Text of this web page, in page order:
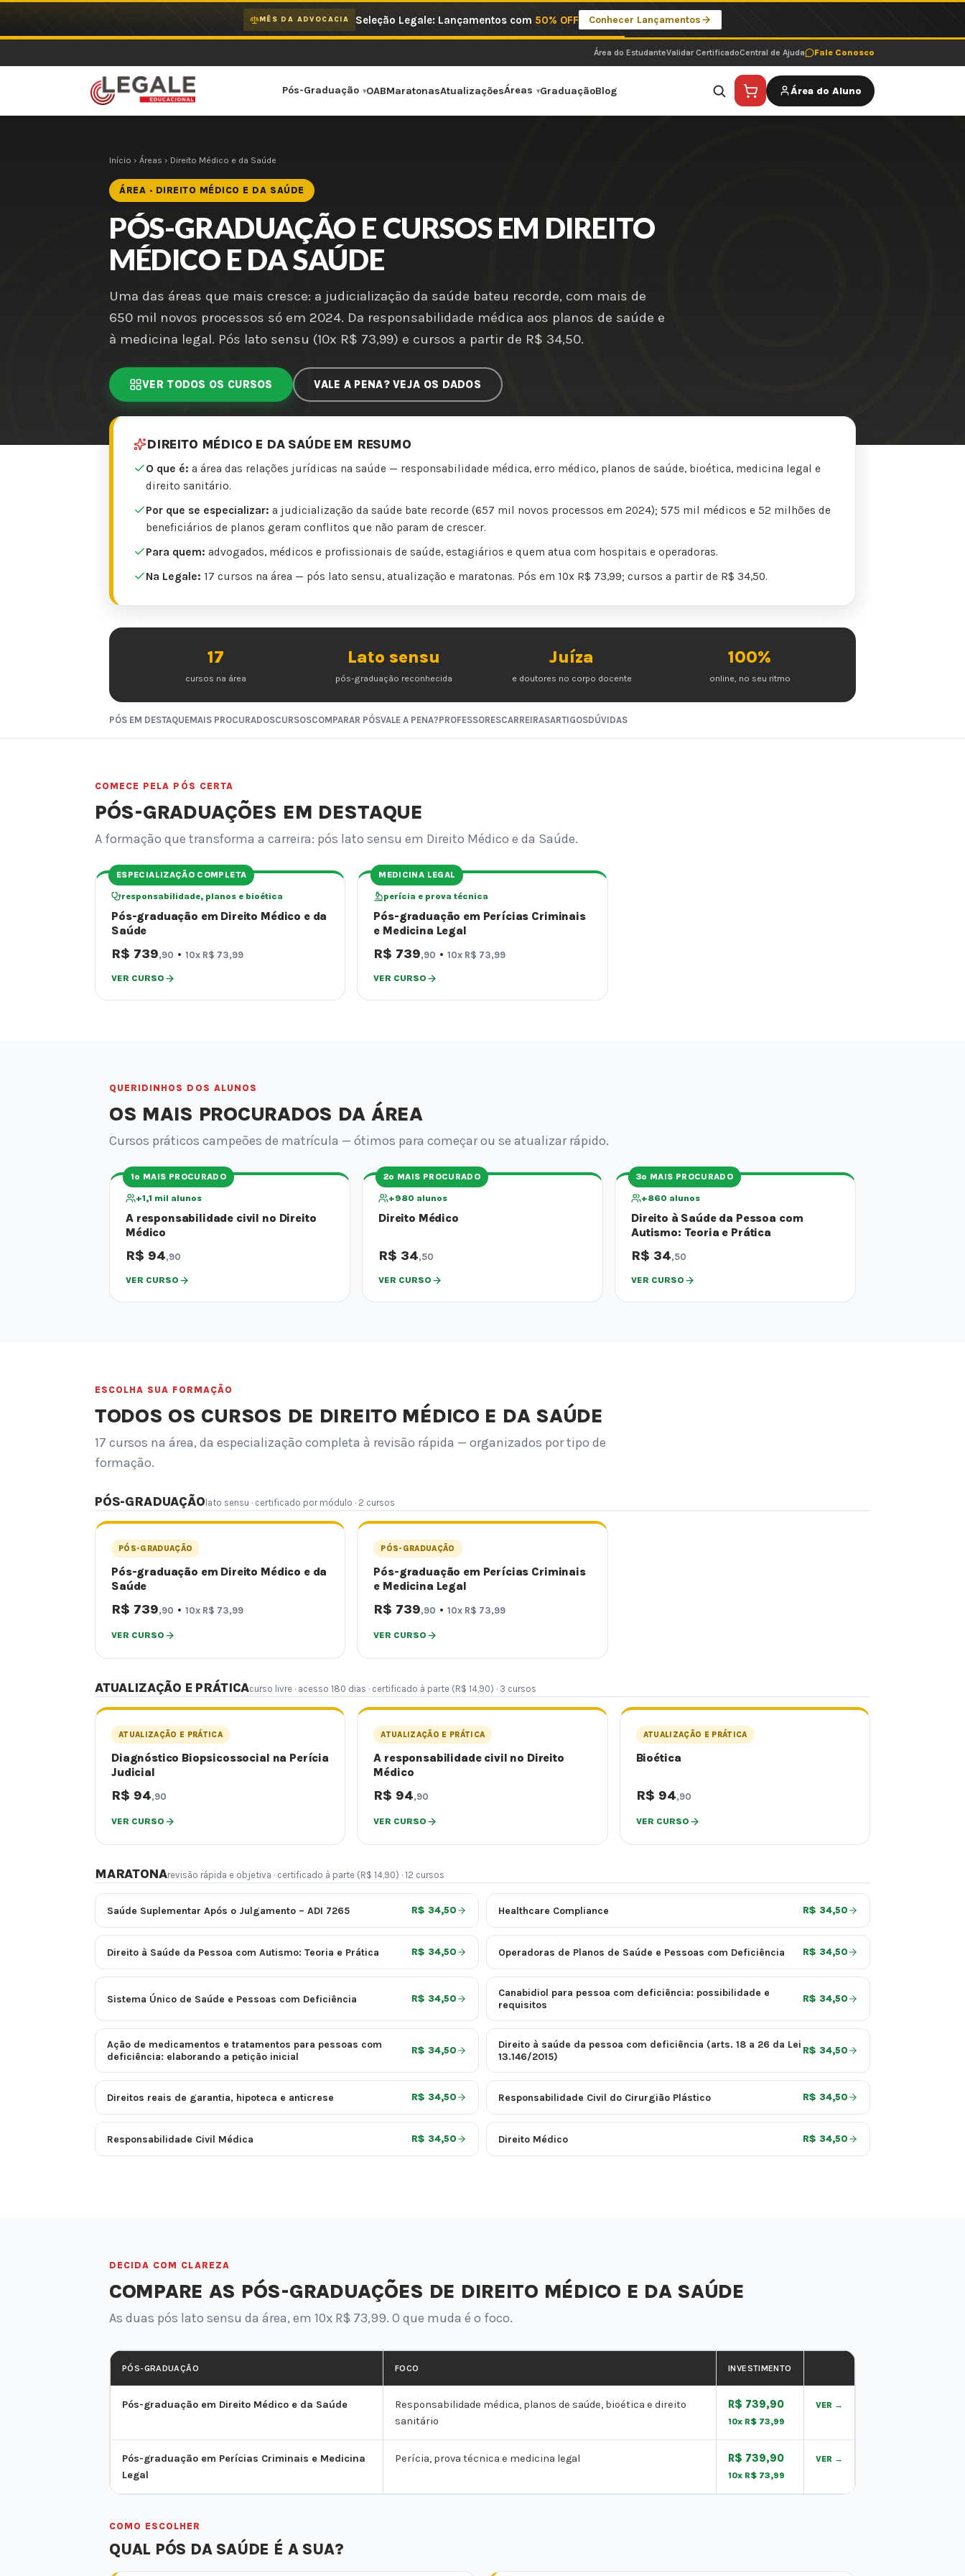
o
MÊS DA ADVOCACIA Seleção Legale: Lançamentos com 50% OFF Conhecer Lançamentos
Área do EstudanteValidar CertificadoCentral de Ajuda Fale Conosco
Pós-Graduação OABMaratonasAtualizaçõesÁreas GraduaçãoBlog Área do Aluno
Início › Áreas › Direito Médico e da Saúde
ÁREA · DIREITO MÉDICO E DA SAÚDE
PÓS-GRADUAÇÃO E CURSOS EM DIREITO
MÉDICO E DA SAÚDE
Uma das áreas que mais cresce: a judicialização da saúde bateu recorde, com mais de
650 mil novos processos só em 2024. Da responsabilidade médica aos planos de saúde e
à medicina legal. Pós lato sensu (10x R$ 73,99) e cursos a partir de R$ 34,50.
VER TODOS OS CURSOS VALE A PENA? VEJA OS DADOS
DIREITO MÉDICO E DA SAÚDE EM RESUMO
O que é: a área das relações jurídicas na saúde — responsabilidade médica, erro médico, planos de saúde, bioética, medicina legal e
direito sanitário.
Por que se especializar: a judicialização da saúde bate recorde (657 mil novos processos em 2024); 575 mil médicos e 52 milhões de
beneficiários de planos geram conflitos que não param de crescer.
Para quem: advogados, médicos e profissionais de saúde, estagiários e quem atua com hospitais e operadoras.
Na Legale: 17 cursos na área — pós lato sensu, atualização e maratonas. Pós em 10x R$ 73,99; cursos a partir de R$ 34,50.
17
cursos na área
Lato sensu
pós-graduação reconhecida
Juíza
e doutores no corpo docente
100%
online, no seu ritmo
PÓS EM DESTAQUEMAIS PROCURADOSCURSOSCOMPARAR PÓSVALE A PENA?PROFESSORESCARREIRASARTIGOSDÚVIDAS
COMECE PELA PÓS CERTA
PÓS-GRADUAÇÕES EM DESTAQUE
A formação que transforma a carreira: pós lato sensu em Direito Médico e da Saúde.
ESPECIALIZAÇÃO COMPLETA
responsabilidade, planos e bioética
Pós-graduação em Direito Médico e da
Saúde
R$ 739,90 · 10x R$ 73,99
VER CURSO
MEDICINA LEGAL
perícia e prova técnica
Pós-graduação em Perícias Criminais
e Medicina Legal
R$ 739,90 ·10x R$ 73,99
VER CURSO
QUERIDINHOS DOS ALUNOS
OS MAIS PROCURADOS DA ÁREA
Cursos práticos campeões de matrícula — ótimos para começar ou se atualizar rápido.
1º MAIS PROCURADO
+1,1 mil alunos
A responsabilidade civil no Direito
Médico
R$ 94,90
VER CURSO
2º MAIS PROCURADO
+980 alunos
Direito Médico
R$ 34,50
VER CURSO
3º MAIS PROCURADO
+860 alunos
Direito à Saúde da Pessoa com
Autismo: Teoria e Prática
R$ 34,50
VER CURSO
ESCOLHA SUA FORMAÇÃO
TODOS OS CURSOS DE DIREITO MÉDICO E DA SAÚDE
17 cursos na área, da especialização completa à revisão rápida — organizados por tipo de
formação.
PÓS-GRADUAÇÃO lato sensu · certificado por módulo · 2 cursos
PÓS-GRADUAÇÃO
Pós-graduação em Direito Médico e da
Saúde
R$ 739,90 · 10x R$ 73,99
VER CURSO
PÓS-GRADUAÇÃO
Pós-graduação em Perícias Criminais
e Medicina Legal
R$ 739,90 ·10x R$ 73,99
VER CURSO
ATUALIZAÇÃO E PRÁTICAcurso livre · acesso 180 dias · certificado à parte (R$ 14,90) · 3 cursos
ATUALIZAÇÃO E PRÁTICA
Diagnóstico Biopsicossocial na Perícia
Judicial
R$ 94,90
VER CURSO
ATUALIZAÇÃO E PRÁTICA
A responsabilidade civil no Direito
Médico
R$ 94,90
VER CURSO
ATUALIZAÇÃO E PRÁTICA
Bioética
R$ 94,90
VER CURSO
MARATONArevisão rápida e objetiva · certificado à parte (R$ 14,90) · 12 cursos
Saúde Suplementar Após o Julgamento – ADI 7265 R$ 34,50 Healthcare Compliance R$ 34,50
Direito à Saúde da Pessoa com Autismo: Teoria e Prática R$ 34,50 Operadoras de Planos de Saúde e Pessoas com Deficiência R$ 34,50
Sistema Único de Saúde e Pessoas com Deficiência R$ 34,50
Canabidiol para pessoa com deficiência: possibilidade e
requisitos
R$ 34,50
Ação de medicamentos e tratamentos para pessoas com
deficiência: elaborando a petição inicial
R$ 34,50
Direito à saúde da pessoa com deficiência (arts. 18 a 26 da Lei
13.146/2015)
R$ 34,50
Direitos reais de garantia, hipoteca e anticrese R$ 34,50 Responsabilidade Civil do Cirurgião Plástico R$ 34,50
Responsabilidade Civil Médica R$ 34,50 Direito Médico R$ 34,50
DECIDA COM CLAREZA
COMPARE AS PÓS-GRADUAÇÕES DE DIREITO MÉDICO E DA SAÚDE
As duas pós lato sensu da área, em 10x R$ 73,99. O que muda é o foco.
PÓS-GRADUAÇÃO FOCO INVESTIMENTO
Pós-graduação em Direito Médico e da Saúde
Responsabilidade médica, planos de saúde, bioética e direito
sanitário
R$ 739,90
10x R$ 73,99
VER →
Pós-graduação em Perícias Criminais e Medicina
Legal
Perícia, prova técnica e medicina legal R$ 739,90
10x R$ 73,99
VER →
COMO ESCOLHER
QUAL PÓS DA SAÚDE É A SUA?